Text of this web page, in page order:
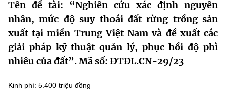
Chức năng nhiệm vụ
Cơ cấu tổ chức
Tin tức sự kiện
Khoa học và Công nghệ
Dịch vụ công
Tên đề tài: “Nghiên cứu xác định nguyên
nhân, mức độ suy thoái đất rừng trồng sản
xuất tại miền Trung Việt Nam và đề xuất các
giải pháp kỹ thuật quản lý, phục hồi độ phì
nhiêu của đất”. Mã số: ĐTĐL.CN-29/23
Kinh phí: 5.400 triệu đồng